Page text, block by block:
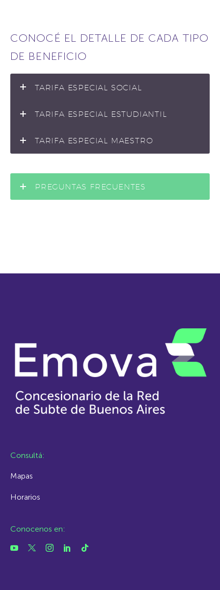
CONOCÉ EL DETALLE DE CADA TIPO
DE BENEFICIO
TARIFA ESPECIAL SOCIAL
TARIFA ESPECIAL ESTUDIANTIL
TARIFA ESPECIAL MAESTRO
PREGUNTAS FRECUENTES
Consultá:
Mapas
Horarios
Conocenos en: